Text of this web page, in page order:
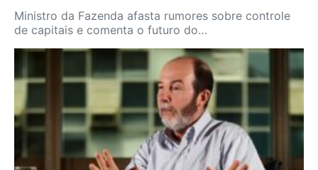
Ministro da Fazenda afasta rumores sobre controle
de capitais e comenta o futuro do…